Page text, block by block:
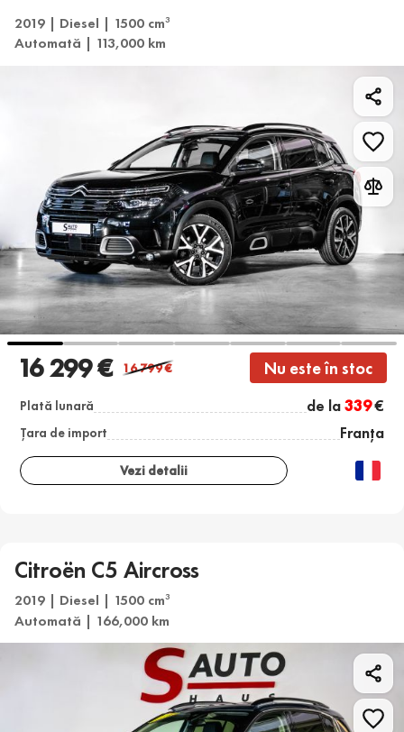
2019 | Diesel | 1500 cm3
Automată | 113,000 km
16 299 € 16 799€ Nu este în stoc
Plată lunară de la339€
Țara de import Franța
Vezi detalii
Citroën C5 Aircross
2019 | Diesel | 1500 cm3
Automată | 166,000 km